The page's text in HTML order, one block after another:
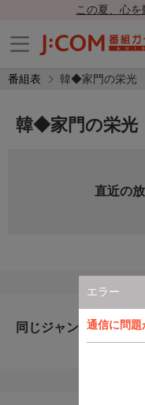
この夏、心
番組表 韓◆家門の栄光
エラー
通信に問
韓◆家門の栄光
直近の
同じジャンルのおす